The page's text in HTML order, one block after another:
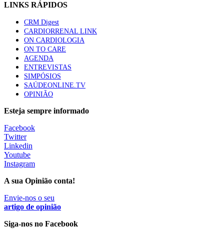
“Os programas de rastreio do cancro do pulmão são
custo-efetivos e representam um investimento
sustentável para os sistemas de saúde”
88 visualizações
Quase quatro em cada dez doentes com enfarte
apresentavam níveis elevados de Lp(a), revela estudo
86 visualizações
Quase 11.900 jovens recorreram aos cheques psicólogo e
nutricionista no primeiro mês
7 Ago, 2026 0 Comments
LINKS RÁPIDOS
CRM Digest
CARDIORRENAL LINK
ON CARDIOLOGIA
ON TO CARE
AGENDA
ENTREVISTAS
SIMPÓSIOS
SAÚDEONLINE.TV
OPINIÃO
Esteja sempre informado
Facebook
Twitter
Linkedin
Youtube
Instagram
A sua Opinião conta!
Envie-nos o seu
artigo de opinião
Siga-nos no Facebook